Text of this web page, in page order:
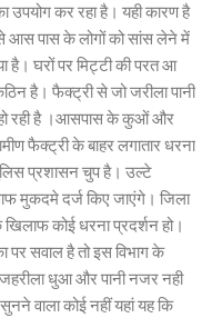
उपयोग कर रहा है। यही कारण है
पास के लोगों को सांस लेने में
है। घरों पर मिट्टी की परत आ
है। फैक्ट्री से जो जरीला पानी
रही है ।आसपास के कुओं और
फैक्ट्री के बाहर लगातार धरना
प्रशासन चुप है। उल्टे
मुकदमे दर्ज किए जाएंगे। जिला
कोई धरना प्रदर्शन हो।
पर सवाल है तो इस विभाग के
धुआ और पानी नजर नही
वाला कोई नहीं यहां यह कि